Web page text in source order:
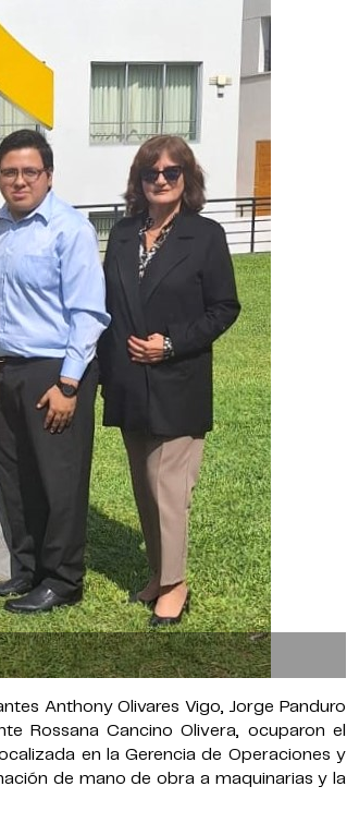
Anthony Olivares Vigo, Jorge Panduro
Rossana Cancino Olivera, ocuparon el
en la Gerencia de Operaciones y
de mano de obra a maquinarias y la